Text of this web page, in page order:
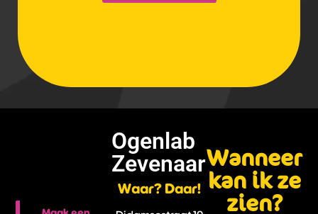
Ogenlab
Zevenaar
Waar? Daar!
Wanneer
kan ik ze
zien?